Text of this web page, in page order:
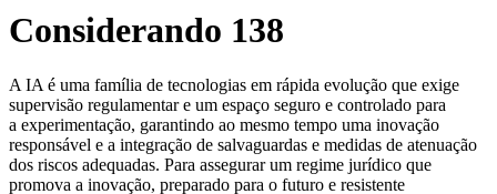
Considerando 138
A IA é uma família de tecnologias em rápida evolução que exige
supervisão regulamentar e um espaço seguro e controlado para
a experimentação, garantindo ao mesmo tempo uma inovação
responsável e a integração de salvaguardas e medidas de atenuação
dos riscos adequadas. Para assegurar um regime jurídico que
promova a inovação, preparado para o futuro e resistente